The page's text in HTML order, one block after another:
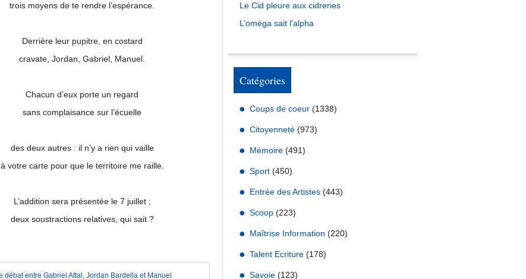
trois moyens de te rendre l’espérance.
Derrière leur pupitre, en costard
cravate, Jordan, Gabriel, Manuel.
Chacun d’eux porte un regard
sans complaisance sur l’écuelle
des deux autres : il n’y a rien qui vaille
à votre carte pour que le territoire me raille.
L’addition sera présentée le 7 juillet ;
deux soustractions relatives, qui sait ?
Le Cid pleure aux cidreries
L’oméga sait l’alpha
Catégories
Coups de coeur (1338)
Citoyenneté (973)
Mémoire (491)
Sport (450)
Entrée des Artistes (443)
Scoop (223)
Maîtrise Information (220)
Talent Ecriture (178)
Savoie (123)